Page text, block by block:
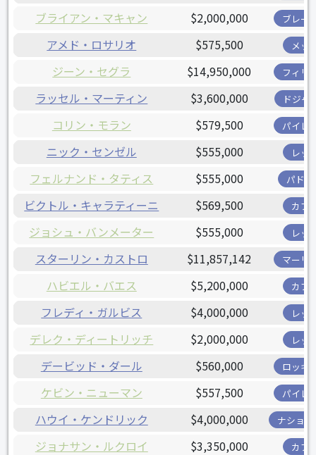
ブライアン・マキャン $2,000,000 ブレー
アメド・ロサリオ $575,500 メッ
ジーン・セグラ $14,950,000 フィリ
ラッセル・マーティン $3,600,000 ドジャ
コリン・モラン $579,500 パイレ
ニック・センゼル $555,000 レッ
フェルナンド・タティス $555,000 パド
ビクトル・キャラティーニ $569,500 カブ
ジョシュ・バンメーター $555,000 レッ
スターリン・カストロ $11,857,142 マーリ
ハビエル・バエス $5,200,000 カブ
フレディ・ガルビス $4,000,000 レッ
デレク・ディートリッチ $2,000,000 レッ
デービッド・ダール $560,000 ロッキ
ケビン・ニューマン $557,500 パイレ
ハウイ・ケンドリック $4,000,000 ナショ
ジョナサン・ルクロイ $3,350,000 カブ